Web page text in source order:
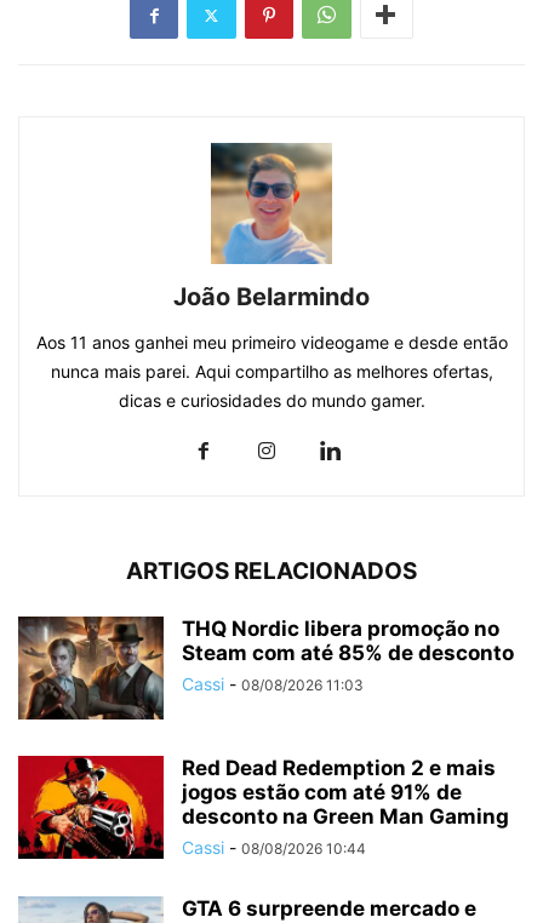
João Belarmindo
Aos 11 anos ganhei meu primeiro videogame e desde então
nunca mais parei. Aqui compartilho as melhores ofertas,
dicas e curiosidades do mundo gamer.
ARTIGOS RELACIONADOS
THQ Nordic libera promoção no
Steam com até 85% de desconto
Cassi - 08/08/2026 11:03
Red Dead Redemption 2 e mais
jogos estão com até 91% de
desconto na Green Man Gaming
Cassi - 08/08/2026 10:44
GTA 6 surpreende mercado e